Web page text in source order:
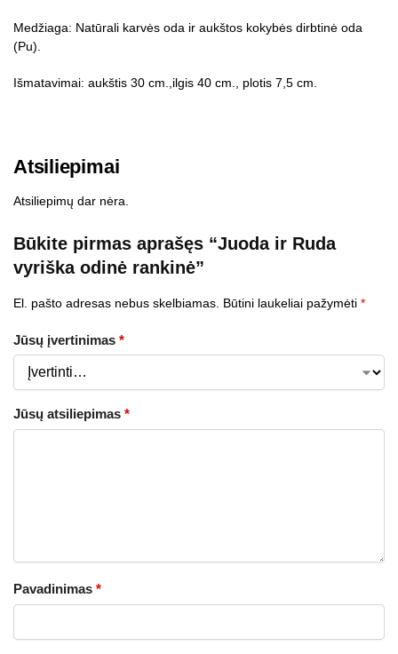
Medžiaga: Natūrali karvės oda ir aukštos kokybės dirbtinė oda
(Pu).
Išmatavimai: aukštis 30 cm.,ilgis 40 cm., plotis 7,5 cm.
Atsiliepimai
Atsiliepimų dar nėra.
Būkite pirmas aprašęs “Juoda ir Ruda
vyriška odinė rankinė”
El. pašto adresas nebus skelbiamas. Būtini laukeliai pažymėti *
Jūsų įvertinimas *
Jūsų atsiliepimas *
Pavadinimas *